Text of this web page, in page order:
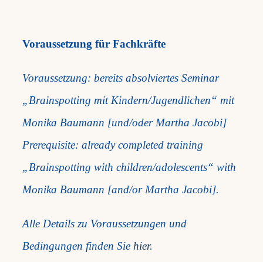
Voraussetzung für Fachkräfte
Voraussetzung: bereits absolviertes Seminar
„Brainspotting mit Kindern/Jugendlichen“ mit
Monika Baumann [und/oder Martha Jacobi]
Prerequisite: already completed training
„Brainspotting with children/adolescents“ with
Monika Baumann [and/or Martha Jacobi].
Alle Details zu Voraussetzungen und
Bedingungen finden Sie hier.